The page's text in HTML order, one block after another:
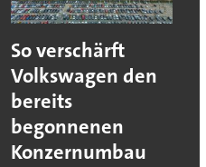
So verschärft
Volkswagen den
bereits
begonnenen
Konzernumbau